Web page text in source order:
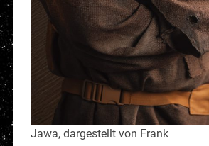
Jawa, dargestellt von Frank